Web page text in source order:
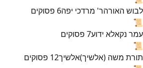
לבוש האורהר' מרדכי יפה6 פסוקים
📜
עמר נקאלא ידוע7 פסוקים
📜
תורת משה (אלשיך)אלשיך12 פסוקים